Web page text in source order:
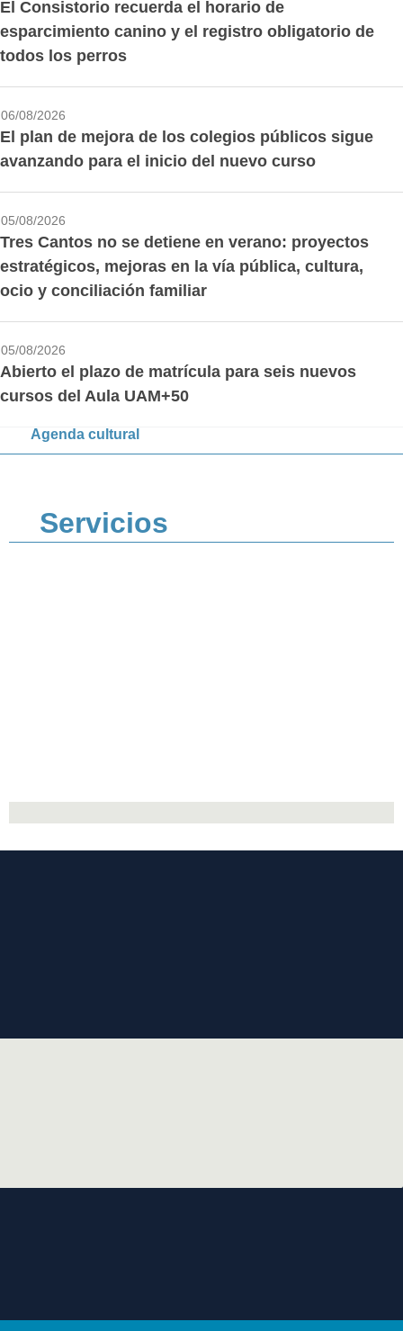
El Consistorio recuerda el horario de
esparcimiento canino y el registro obligatorio de
todos los perros
06/08/2026
El plan de mejora de los colegios públicos sigue
avanzando para el inicio del nuevo curso
05/08/2026
Tres Cantos no se detiene en verano: proyectos
estratégicos, mejoras en la vía pública, cultura,
ocio y conciliación familiar
05/08/2026
Abierto el plazo de matrícula para seis nuevos
cursos del Aula UAM+50
Agenda cultural
Servicios